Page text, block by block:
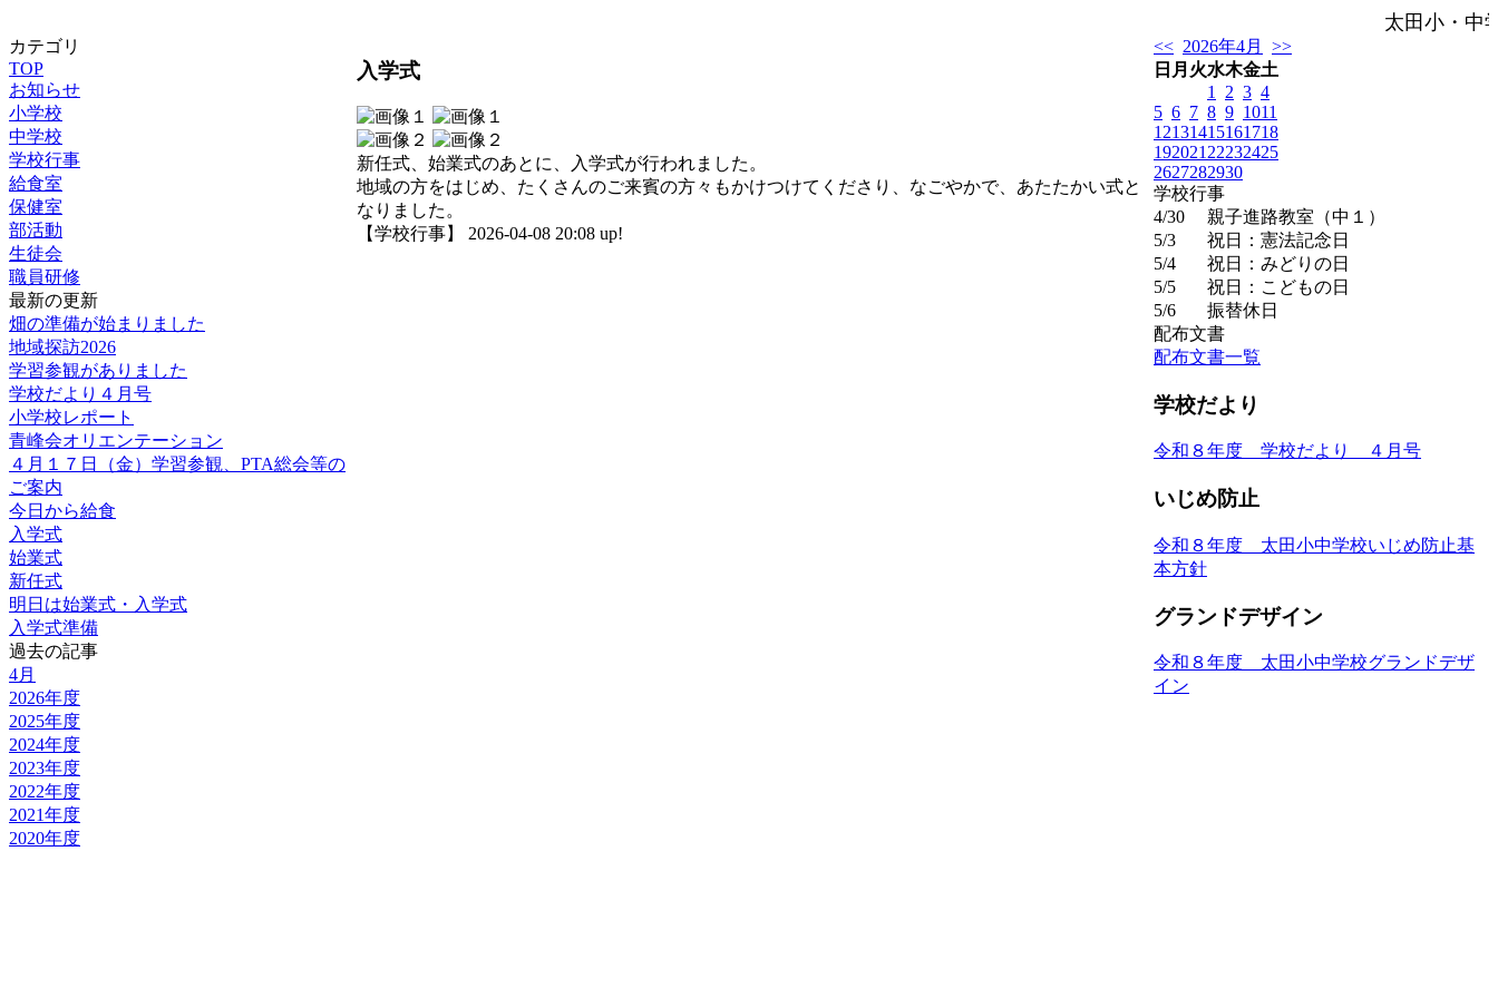
太田小・中
カテゴリ
TOP
お知らせ
小学校
中学校
学校行事
給食室
保健室
部活動
生徒会
職員研修
最新の更新
畑の準備が始まりました
地域探訪2026
学習参観がありました
学校だより４月号
小学校レポート
青峰会オリエンテーション
４月１７日（金）学習参観、PTA総会等の
ご案内
今日から給食
入学式
始業式
新任式
明日は始業式・入学式
入学式準備
過去の記事
4月
2026年度
2025年度
2024年度
2023年度
2022年度
2021年度
2020年度
入学式
新任式、始業式のあとに、入学式が行われました。
地域の方をはじめ、たくさんのご来賓の方々もかけつけてくださり、なごやかで、あたたかい式と
なりました。
【学校行事】 2026-04-08 20:08 up!
<< 2026年4月
>>
日 月 火水木金土
1
2 3 4
5 6 7 8 9 1011
12131415161718
192021 22232425
2627282930
学校行事
4/30
親子進路教室（中１）
5/3
祝日：憲法記念日
5/4
祝日：みどりの日
5/5
祝日：こどもの日
5/6
振替休日
配布文書
配布文書一覧
学校だより
令和８年度 学校だより ４月号
いじめ防止
令和８年度 太田小中学校いじめ防止基
本方針
グランドデザイン
令和８年度 太田小中学校グランドデザ
イン